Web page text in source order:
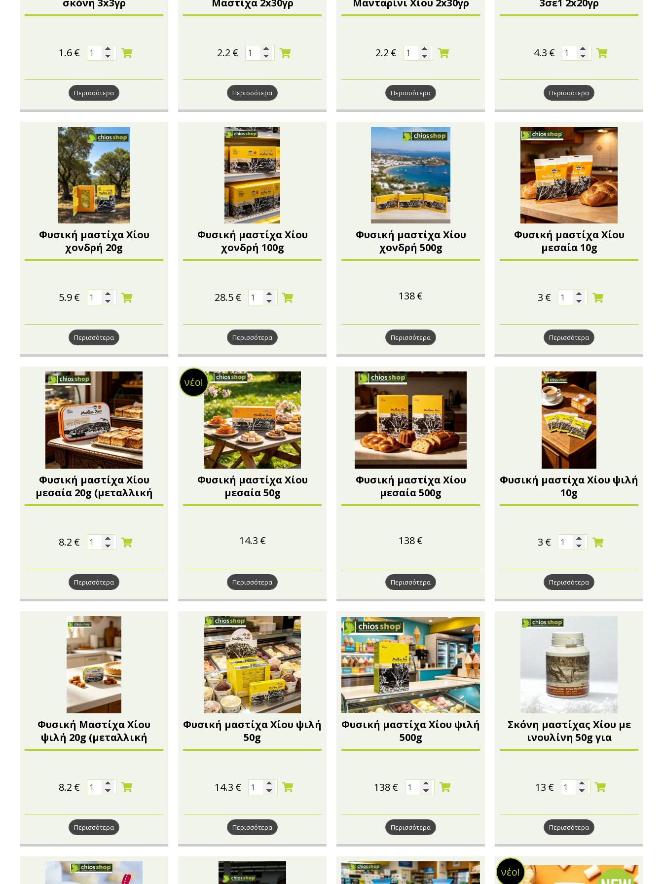
σκόνη 3x3γρ
1.6€
Περισσότερα
Μαστίχα 2x30γρ
2.2 €
Περισσότερα
Μανταρίνι Χίου 2x30γρ
2.2 €
Περισσότερα
3σε1 2x20γρ
4.3 €
Περισσότερα
Φυσική μαστίχα Χίου
χονδρή 20g
5.9€
Περισσότερα
Φυσική μαστίχα Χίου
χονδρή 100g
28.5 €
Περισσότερα
Φυσική μαστίχα Χίου
χονδρή 500g
138€
Περισσότερα
Φυσική μαστίχα Χίου
μεσαία 10g
3 €
Περισσότερα
Φυσική μαστίχα Χίου
μεσαία 20g (μεταλλική
συσκευασία)
8.2 €
Περισσότερα
Φυσική μαστίχα Χίου
μεσαία 50g
14.3 €
Περισσότερα
νέο!
Φυσική μαστίχα Χίου
μεσαία 500g
138€
Περισσότερα
Φυσική μαστίχα Χίου ψιλή
10g
3 €
Περισσότερα
Φυσική Μαστίχα Χίου
ψιλή 20g (μεταλλική
συσκευασία)
8.2 €
Περισσότερα
Φυσική μαστίχα Χίου ψιλή
50g
14.3 €
Περισσότερα
Φυσική μαστίχα Χίου ψιλή
500g
138€
Περισσότερα
Σκόνη μαστίχας Χίου με
ινουλίνη 50g για
διατροφική χρήση
13 €
Περισσότερα
νέο!